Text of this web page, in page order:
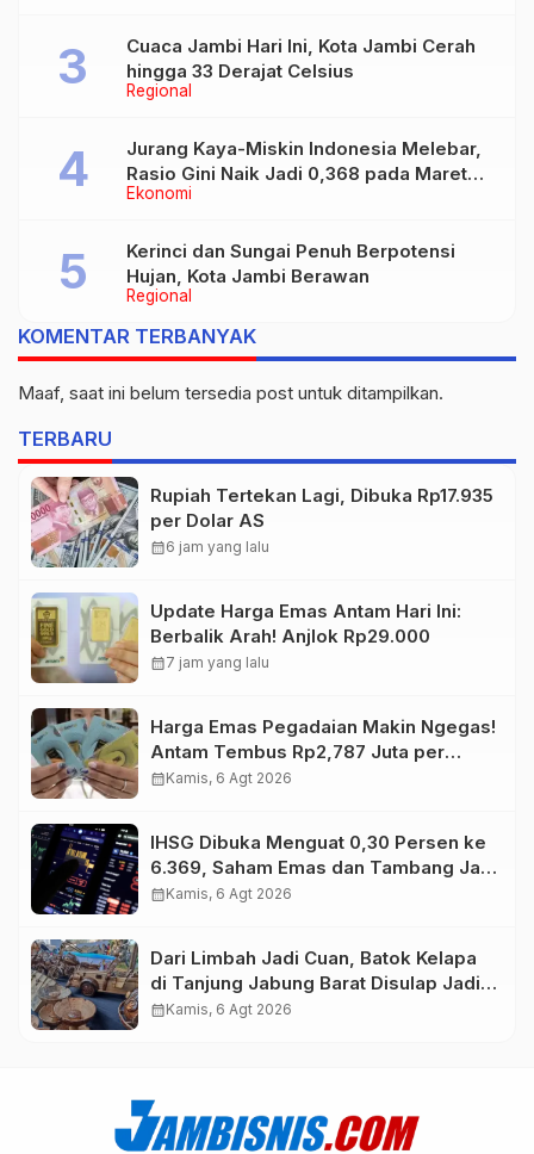
Regional
Cuaca Jambi Hari Ini, Kota Jambi Cerah
hingga 33 Derajat Celsius
Ekonomi
Jurang Kaya-Miskin Indonesia Melebar,
Rasio Gini Naik Jadi 0,368 pada Maret
2026
Regional
Kerinci dan Sungai Penuh Berpotensi
Hujan, Kota Jambi Berawan
KOMENTAR TERBANYAK
Maaf, saat ini belum tersedia post untuk ditampilkan.
TERBARU
Rupiah Tertekan Lagi, Dibuka Rp17.935
per Dolar AS
calendar_month6 jam yang lalu
Update Harga Emas Antam Hari Ini:
Berbalik Arah! Anjlok Rp29.000
calendar_month7 jam yang lalu
Harga Emas Pegadaian Makin Ngegas!
Antam Tembus Rp2,787 Juta per
Gram
calendar_monthKamis, 6 Agt 2026
IHSG Dibuka Menguat 0,30 Persen ke
6.369, Saham Emas dan Tambang Jadi
Penggerak
calendar_monthKamis, 6 Agt 2026
Dari Limbah Jadi Cuan, Batok Kelapa
di Tanjung Jabung Barat Disulap Jadi
Kerajinan Bernilai Tinggi
calendar_monthKamis, 6 Agt 2026